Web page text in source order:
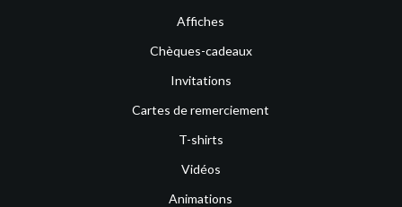
Affiches
Chèques-cadeaux
Invitations
Cartes de remerciement
T-shirts
Vidéos
Animations